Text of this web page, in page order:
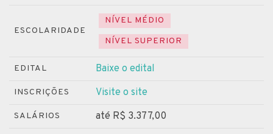
ESCOLARIDADE
NÍVEL MÉDIO
NÍVEL SUPERIOR
EDITAL Baixe o edital
INSCRIÇÕES Visite o site
SALÁRIOS até R$ 3.377,00